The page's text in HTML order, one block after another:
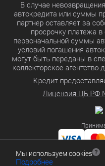
В случае
автокредита или суммы
партнер оставляет за
просрочку платежа
первоначальной суммы
условий погашения
могут быть переданы в
коллекторское
Кредит
Лицензия ЦБ РФ
Политика в отношении
Мы используем cookies
Подробнее